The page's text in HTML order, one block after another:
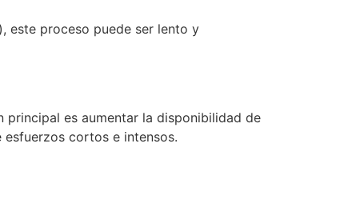
este proceso puede ser lento y
principal es aumentar la disponibilidad de
esfuerzos cortos e intensos.